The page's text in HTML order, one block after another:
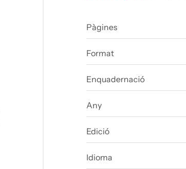
Pàgines
Format
Enquadernació
Any
Edició
Idioma